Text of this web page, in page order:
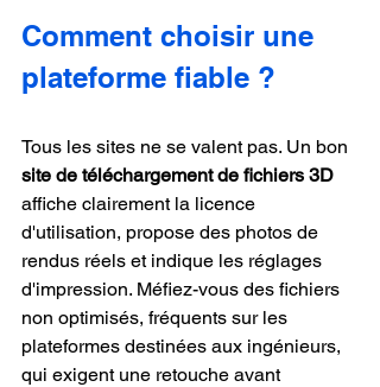
Comment choisir une
plateforme fiable ?
Tous les sites ne se valent pas. Un bon
site de téléchargement de fichiers 3D
affiche clairement la licence
d'utilisation, propose des photos de
rendus réels et indique les réglages
d'impression. Méfiez-vous des fichiers
non optimisés, fréquents sur les
plateformes destinées aux ingénieurs,
qui exigent une retouche avant